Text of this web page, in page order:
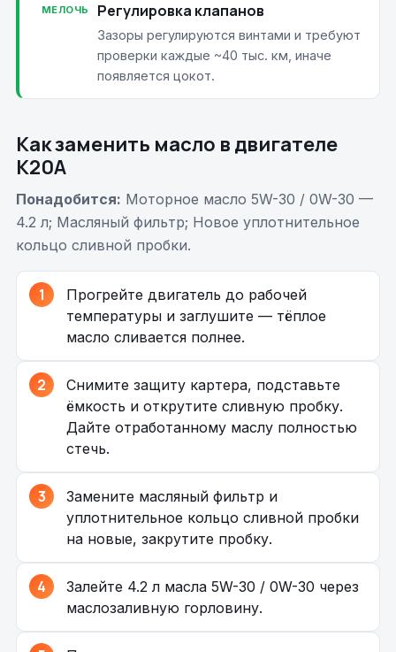
МЕЛОЧЬ Регулировка клапанов
Зазоры регулируются винтами и требуют
проверки каждые ~40 тыс. км, иначе
появляется цокот.
Как заменить масло в двигателе
K20A
Понадобится: Моторное масло 5W-30 / 0W-30 —
4.2 л; Масляный фильтр; Новое уплотнительное
кольцо сливной пробки.
Прогрейте двигатель до рабочей
температуры и заглушите — тёплое
масло сливается полнее.
Снимите защиту картера, подставьте
ёмкость и открутите сливную пробку.
Дайте отработанному маслу полностью
стечь.
Замените масляный фильтр и
уплотнительное кольцо сливной пробки
на новые, закрутите пробку.
Залейте 4.2 л масла 5W-30 / 0W-30 через
маслозаливную горловину.